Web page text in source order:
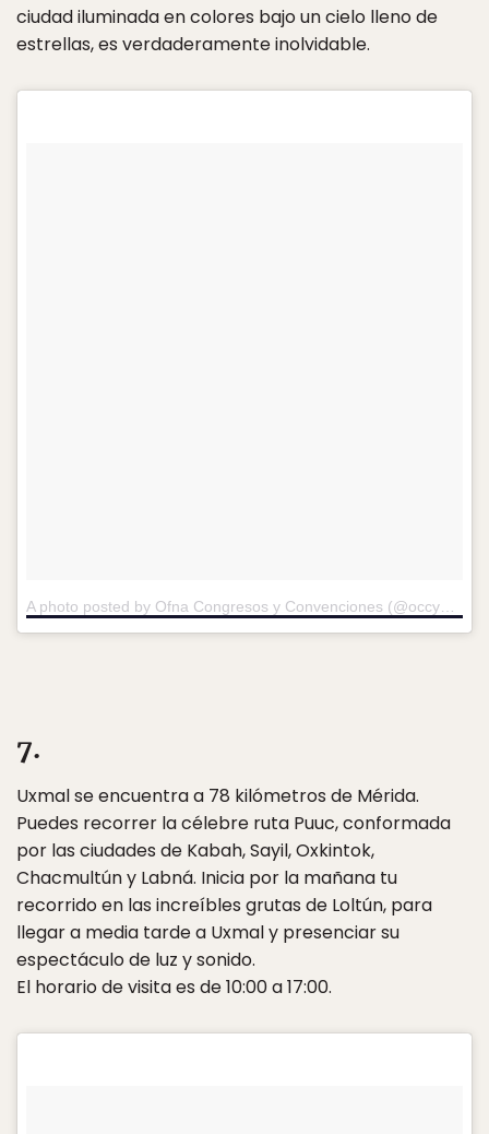
ciudad iluminada en colores bajo un cielo lleno de
estrellas, es verdaderamente inolvidable.
7.
Uxmal se encuentra a 78 kilómetros de Mérida.
Puedes recorrer la célebre ruta Puuc, conformada
por las ciudades de Kabah, Sayil, Oxkintok,
Chacmultún y Labná. Inicia por la mañana tu
recorrido en las increíbles grutas de Loltún, para
llegar a media tarde a Uxmal y presenciar su
espectáculo de luz y sonido.
El horario de visita es de 10:00 a 17:00.